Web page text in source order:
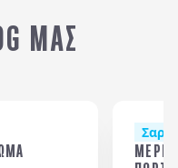
ΜΑΣ
ΜΕΡΗ